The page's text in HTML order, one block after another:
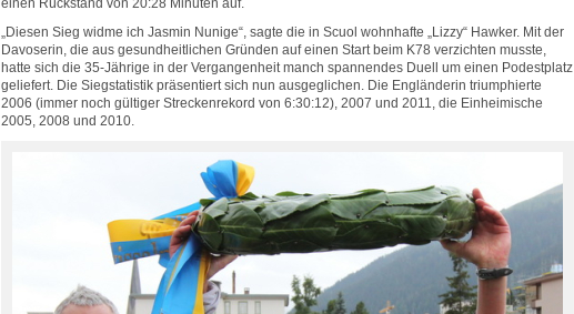
einen Rückstand von 20:28 Minuten auf.
„Diesen Sieg widme ich Jasmin Nunige“, sagte die in Scuol wohnhafte „Lizzy“ Hawker. Mit der
Davoserin, die aus gesundheitlichen Gründen auf einen Start beim K78 verzichten musste,
hatte sich die 35-Jährige in der Vergangenheit manch spannendes Duell um einen Podestplatz
geliefert. Die Siegstatistik präsentiert sich nun ausgeglichen. Die Engländerin triumphierte
2006 (immer noch gültiger Streckenrekord von 6:30:12), 2007 und 2011, die Einheimische
2005, 2008 und 2010.